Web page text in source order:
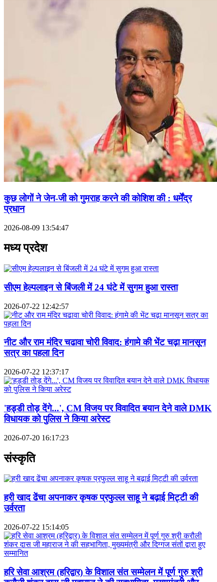
कुछ लोगों ने जेन-जी को गुमराह करने की कोशिश की : धर्मेंद्र
प्रधान
2026-08-09 13:54:47
मध्य प्रदेश
सीएम हेल्पलाइन से बिंजली में 24 घंटे में सुगम हुआ रास्ता
2026-07-22 12:42:57
नीट और राम मंदिर चढावा चोरी विवाद: हंगामे की भेंट चढ़ा मानसून
सत्र का पहला दिन
2026-07-22 12:37:17
'हड्डी तोड़ देंगे...', CM विजय पर विवादित बयान देने वाले DMK
विधायक को पुलिस ने किया अरेस्ट
2026-07-20 16:17:23
संस्कृति
हरी खाद ढेंचा अपनाकर कृषक प्रफुल्ल साहू ने बढ़ाई मिट्टी की
उर्वरता
2026-07-22 15:14:05
हरि सेवा आश्रम (हरिद्वार) के विशाल संत सम्मेलन में पूर्ण गुरु श्री